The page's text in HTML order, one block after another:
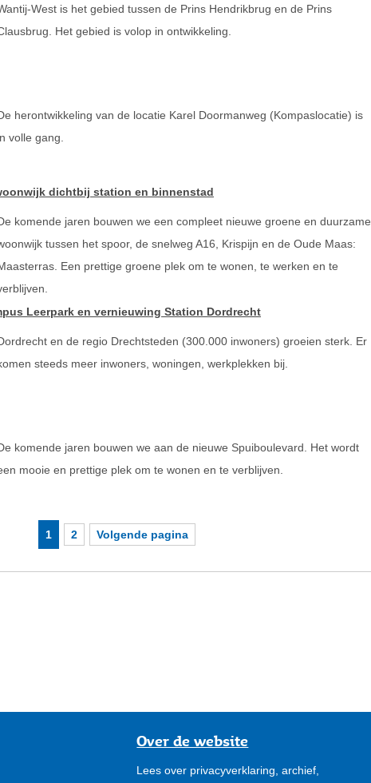
West is het gebied tussen de Prins Hendrikbrug en de Prins
Het gebied is volop in ontwikkeling.
herontwikkeling van de locatie Karel Doormanweg (Kompaslocatie) is
volle gang.
dichtbij station en binnenstad
komende jaren bouwen we een compleet nieuwe groene en duurzame
tussen het spoor, de snelweg A16, Krispijn en de Oude Maas:
Een prettige groene plek om te wonen, te werken en te
Leerpark en vernieuwing Station Dordrecht
en de regio Drechtsteden (300.000 inwoners) groeien sterk. Er
steeds meer inwoners, woningen, werkplekken bij.
komende jaren bouwen we aan de nieuwe Spuiboulevard. Het wordt
mooie en prettige plek om te wonen en te verblijven.
1 2 Volgende pagina
Over de website
Lees over privacyverklaring, archief,